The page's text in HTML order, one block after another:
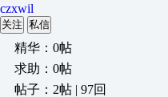
czxwil
关注 私信
精华：0帖
求助：0帖
帖子：2帖 | 97回